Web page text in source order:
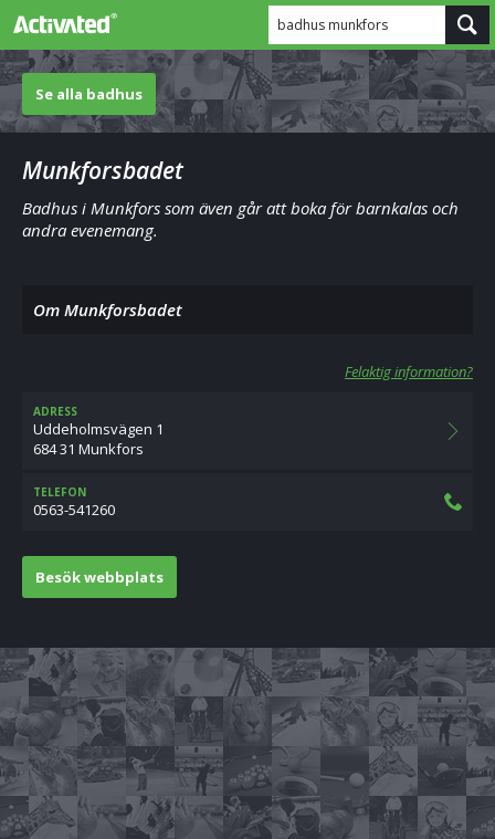
badhus munkfors
Se alla badhus
Munkforsbadet
Badhus i Munkfors som även går att boka för barnkalas och
andra evenemang.
Om Munkforsbadet
Felaktig information?
ADRESS
Uddeholmsvägen 1
684 31 Munkfors
TELEFON
0563-541260
Besök webbplats